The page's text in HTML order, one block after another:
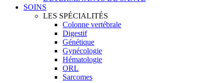
SOINS
LES SPÉCIALITÉS
Colonne vertébrale
Digestif
Génétique
Gynécologie
Hématologie
ORL
Sarcomes